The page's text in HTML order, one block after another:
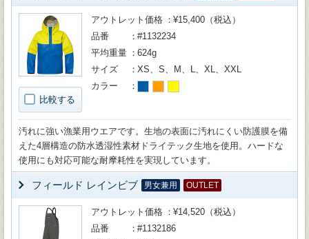
比較する
アウトレット価格
¥15,400（税込）
品番
#1132234
平均重量
624g
サイズ
XS、S、M、L、XL、XXL
カラー
汚れに強い漁業用ウエアです。生地の表面に汚れにくい防護膜を備
えた4層構造の防水透湿性素材ドライテック生地を使用。ハードな
使用にも対応可能な耐摩耗性を実現しています。
フィールド レインビブ 男女兼用 OUTLET
アウトレット価格
¥14,520（税込）
品番
#1132186